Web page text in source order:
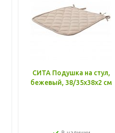
СИТА Подушка на стул,
бежевый, 38/35x38x2 см